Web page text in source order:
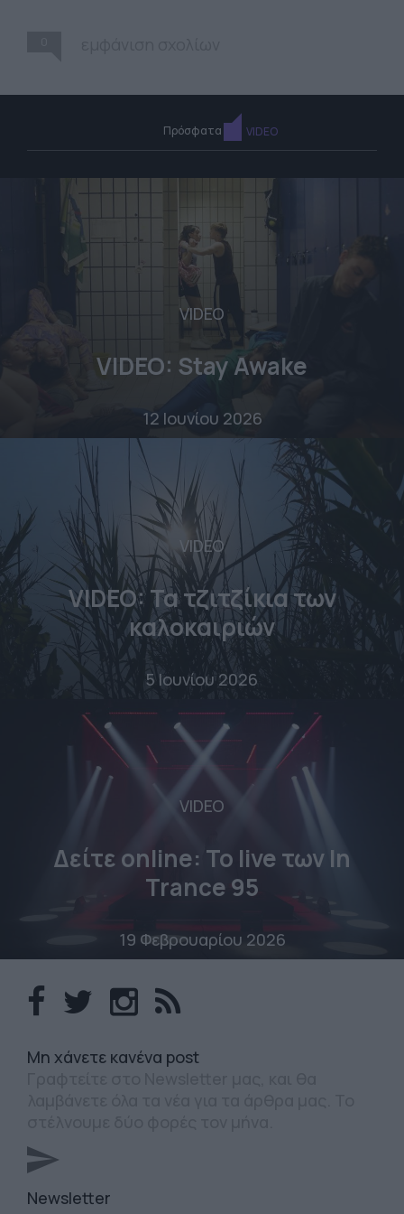
Πρόσφατα VIDEO
VIDEO
VIDEO: Stay Awake
12 Ιουνίου 2026
VIDEO
VIDEO: Τα τζιτζίκια των
καλοκαιριών
5 Ιουνίου 2026
VIDEO
Δείτε online: To live των In
Trance 95
19 Φεβρουαρίου 2026
Mη χάνετε κανένα post
Newsletter